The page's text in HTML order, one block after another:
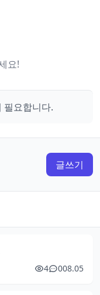
요!
필요합니다.
글쓰기
4 008.05